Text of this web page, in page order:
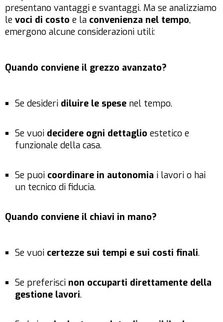
presentano vantaggi e svantaggi. Ma se analizziamo
le voci di costo e la convenienza nel tempo,
emergono alcune considerazioni utili:
Quando conviene il grezzo avanzato?
Se desideri diluire le spese nel tempo.
Se vuoi decidere ogni dettaglio estetico e
funzionale della casa.
Se puoi coordinare in autonomia i lavori o hai
un tecnico di fiducia.
Quando conviene il chiavi in mano?
Se vuoi certezze sui tempi e sui costi finali.
Se preferisci non occuparti direttamente della
gestione lavori.